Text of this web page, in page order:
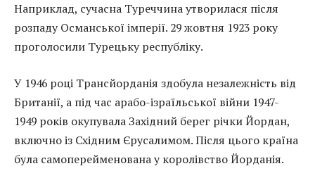
Наприклад, сучасна Туреччина утворилася після
розпаду Османської імперії. 29 жовтня 1923 року
проголосили Турецьку республіку.
У 1946 році Трансйорданія здобула незалежність від
Британії, а під час арабо-ізраїльської війни 1947-
1949 років окупувала Західний берег річки Йордан,
включно із Східним Єрусалимом. Після цього країна
була самоперейменована у королівство Йорданія.